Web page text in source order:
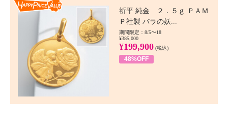
祈平 純金 ２．５ｇ ＰＡＭ
Ｐ社製 バラの妖...
期間限定：8/5〜18
¥385,000
¥199,900 (税込)
48%OFF